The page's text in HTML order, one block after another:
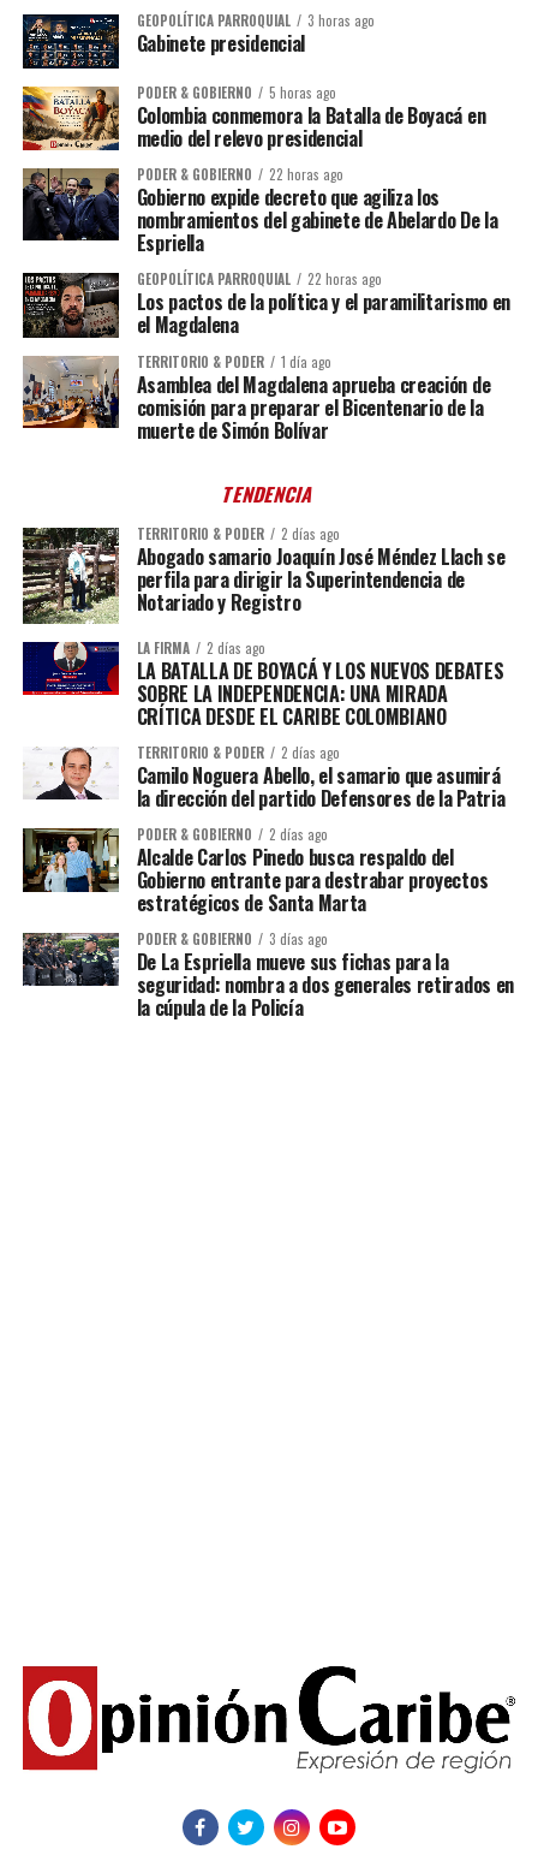
GEOPOLÍTICA PARROQUIAL 3 horas ago
Gabinete presidencial
PODER & GOBIERNO 5 horas ago
Colombia conmemora la Batalla de Boyacá en
medio del relevo presidencial
PODER & GOBIERNO 22 horas ago
Gobierno expide decreto que agiliza los
nombramientos del gabinete de Abelardo De la
Espriella
GEOPOLÍTICA PARROQUIAL 22 horas ago
Los pactos de la política y el paramilitarismo en
el Magdalena
TERRITORIO & PODER 1 día ago
Asamblea del Magdalena aprueba creación de
comisión para preparar el Bicentenario de la
muerte de Simón Bolívar
TENDENCIA
TERRITORIO & PODER 2 días ago
Abogado samario Joaquín José Méndez Llach se
perfila para dirigir la Superintendencia de
Notariado y Registro
LA FIRMA 2 días ago
LA BATALLA DE BOYACÁ Y LOS NUEVOS DEBATES
SOBRE LA INDEPENDENCIA: UNA MIRADA
CRÍTICA DESDE EL CARIBE COLOMBIANO
TERRITORIO & PODER 2 días ago
Camilo Noguera Abello, el samario que asumirá
la dirección del partido Defensores de la Patria
PODER & GOBIERNO 2 días ago
Alcalde Carlos Pinedo busca respaldo del
Gobierno entrante para destrabar proyectos
estratégicos de Santa Marta
PODER & GOBIERNO 3 días ago
De La Espriella mueve sus fichas para la
seguridad: nombra a dos generales retirados en
la cúpula de la Policía